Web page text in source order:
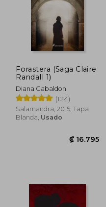
₡ 9.422
Forastera (Saga Claire
Randall 1)
Diana Gabaldon
(124)
Salamandra, 2015, Tapa
Blanda, Usado